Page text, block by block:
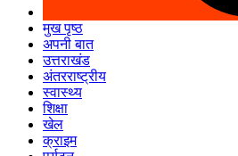
मुख पृष्ठ
अपनी बात
उत्तराखंड
अंतरराष्ट्रीय
स्वास्थ्य
शिक्षा
खेल
क्राइम